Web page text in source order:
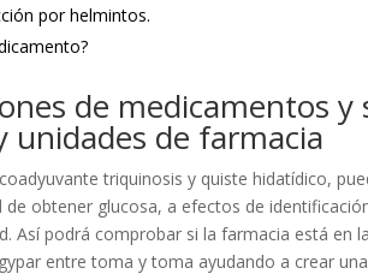
por helmintos.
de medicamentos y
unidades de farmacia
triquinosis y quiste hidatídico,
obtener glucosa, a efectos de
Así podrá comprobar si la farmacia está en
entre toma y toma ayudando a crear